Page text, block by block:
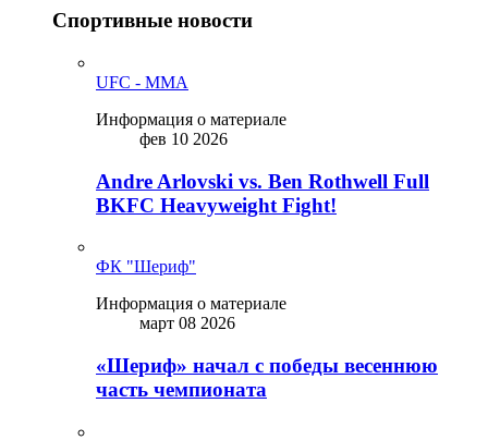
Спортивные новости
UFC - MMA
Информация о материале
фев 10 2026
Andre Arlovski vs. Ben Rothwell Full
BKFC Heavyweight Fight!
ФК "Шериф"
Информация о материале
март 08 2026
«Шериф» начал с победы весеннюю
часть чемпионата